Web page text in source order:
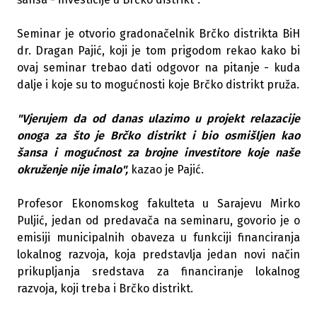
Seminar je otvorio gradonačelnik Brčko distrikta BiH
dr. Dragan Pajić, koji je tom prigodom rekao kako bi
ovaj seminar trebao dati odgovor na pitanje - kuda
dalje i koje su to mogućnosti koje Brčko distrikt pruža.
"Vjerujem da od danas ulazimo u projekt relazacije
onoga za što je Brčko distrikt i bio osmišljen kao
šansa i mogućnost za brojne investitore koje naše
okruženje nije imalo", kazao je Pajić.
Profesor Ekonomskog fakulteta u Sarajevu Mirko
Puljić, jedan od predavača na seminaru, govorio je o
emisiji municipalnih obaveza u funkciji financiranja
lokalnog razvoja, koja predstavlja jedan novi način
prikupljanja sredstava za financiranje lokalnog
razvoja, koji treba i Brčko distrikt.